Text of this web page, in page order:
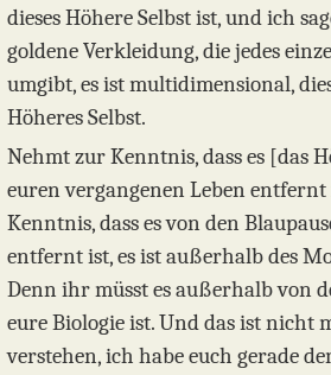
dieses Höhere Selbst ist, und ich
goldene Verkleidung, die jedes
umgibt, es ist multidimensional,
Höheres Selbst.
Nehmt zur Kenntnis, dass es [das
euren vergangenen Leben
Kenntnis, dass es von den
entfernt ist, es ist außerhalb des
Denn ihr müsst es außerhalb von
eure Biologie ist. Und das ist nicht
verstehen, ich habe euch gerade